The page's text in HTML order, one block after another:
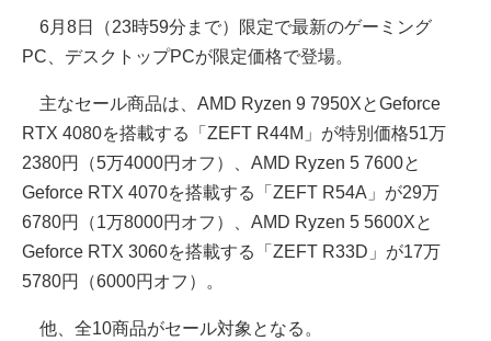
6月8日（23時59分まで）限定で最新のゲーミング
PC、デスクトップPCが限定価格で登場。
主なセール商品は、AMD Ryzen 9 7950XとGeforce
RTX 4080を搭載する「ZEFT R44M」が特別価格51万
2380円（5万4000円オフ）、AMD Ryzen 5 7600と
Geforce RTX 4070を搭載する「ZEFT R54A」が29万
6780円（1万8000円オフ）、AMD Ryzen 5 5600Xと
Geforce RTX 3060を搭載する「ZEFT R33D」が17万
5780円（6000円オフ）。
他、全10商品がセール対象となる。